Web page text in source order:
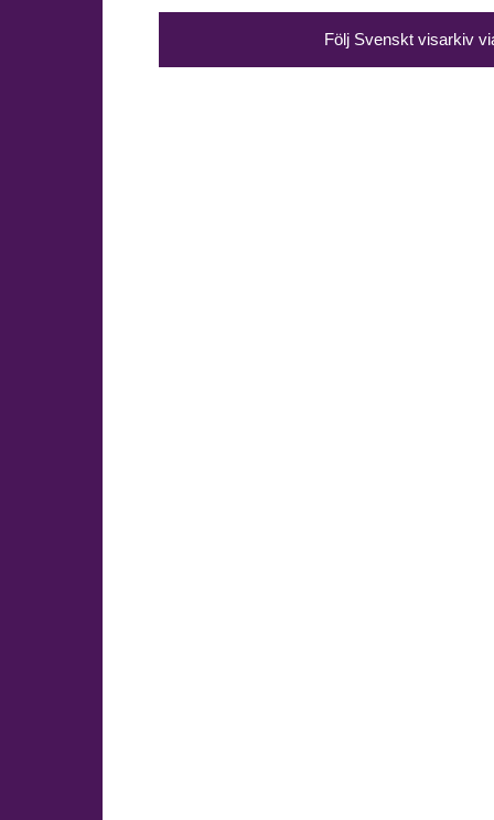
Följ Svenskt visarkiv